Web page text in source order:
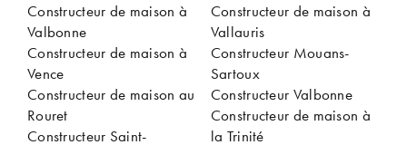
Constructeur de maison à
Valbonne
Constructeur de maison à
Vence
Constructeur de maison au
Rouret
Constructeur Saint-
Constructeur de maison à
Vallauris
Constructeur Mouans-
Sartoux
Constructeur Valbonne
Constructeur de maison à
la Trinité